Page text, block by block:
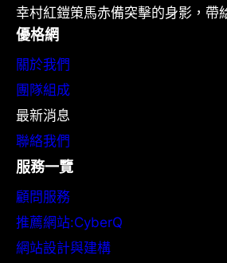
幸村紅鎧策馬赤備突擊的身影，帶
優格網
關於我們
團隊組成
最新消息
聯絡我們
服務一覽
顧問服務
推薦網站:CyberQ
網站設計與建構